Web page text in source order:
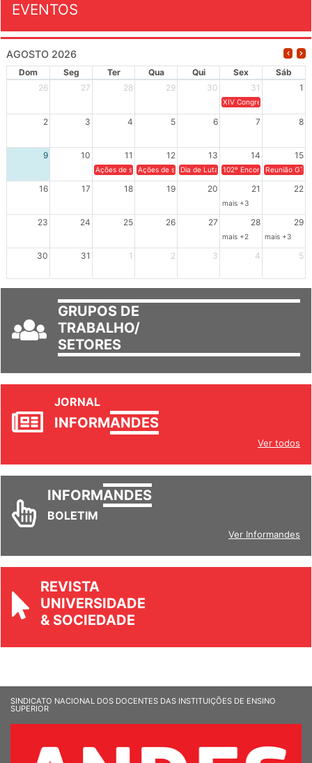
EVENTOS
AGOSTO 2026
Dom Seg Ter Qua Qui Sex
Sáb
26
27 28 29 30 31 1
XIV Congresso Brasileiro
2 3 4 5 6 7 8
9 10 11 12 13 14 15
Ações de solidariedade a Cuba no Rio Grande do Sul - 100
Ações de solidariedade a Cuba no Rio Grande do
Dia de Luta em Defesa de Cuba e da
102º Encontro da
Reunião
16 17 18 19 20 21 22
mais +3
23 24 25 26 27 28 29
mais +2 mais +3
30 31 1 2 3 4 5
GRUPOS DE
TRABALHO/
SETORES
JORNAL
INFORMANDES
Ver todos
INFORMANDES
BOLETIM
Ver Informandes
REVISTA
UNIVERSIDADE
& SOCIEDADE
SINDICATO NACIONAL DOS DOCENTES DAS INSTITUIÇÕES DE ENSINO
SUPERIOR